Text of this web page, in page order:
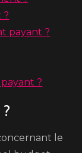
?
payant ?
?
le